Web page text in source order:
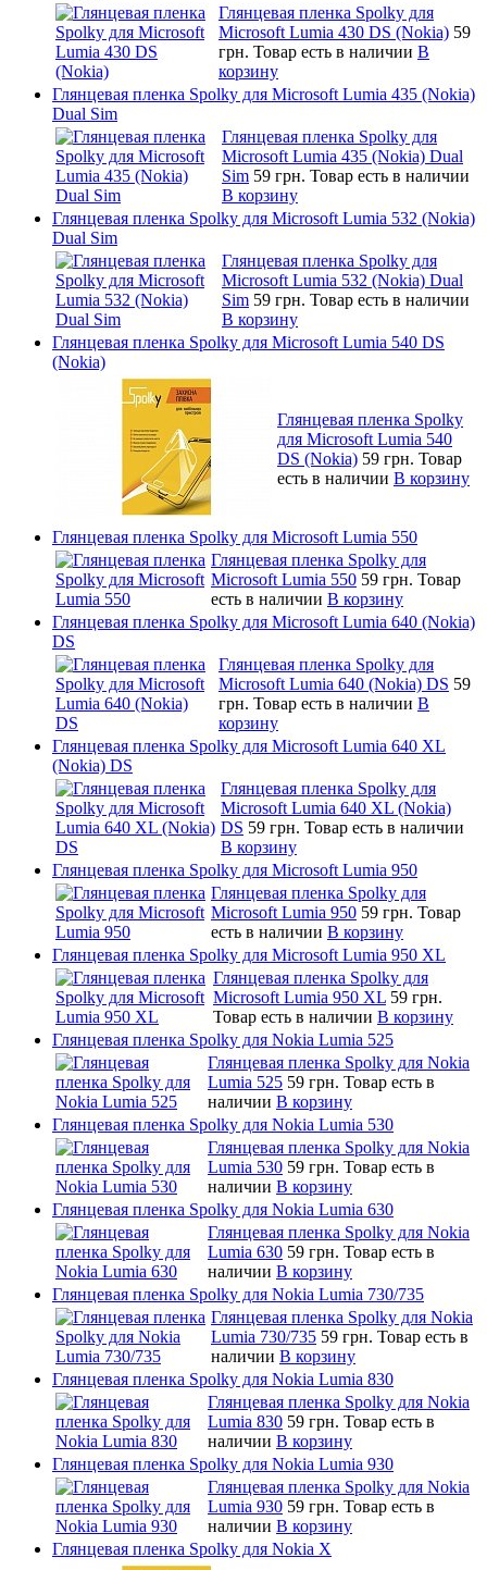
Глянцевая пленка Spolky для
Microsoft Lumia 430 DS (Nokia) 59
грн. Товар есть в наличии В
корзину
Глянцевая пленка Spolky для Microsoft Lumia 435 (Nokia)
Dual Sim
Глянцевая пленка Spolky для
Microsoft Lumia 435 (Nokia) Dual
Sim 59 грн. Товар есть в наличии
В корзину
Глянцевая пленка Spolky для Microsoft Lumia 532 (Nokia)
Dual Sim
Глянцевая пленка Spolky для
Microsoft Lumia 532 (Nokia) Dual
Sim 59 грн. Товар есть в наличии
В корзину
Глянцевая пленка Spolky для Microsoft Lumia 540 DS
(Nokia)
Глянцевая пленка Spolky
для Microsoft Lumia 540
DS (Nokia) 59 грн. Товар
есть в наличии В корзину
Глянцевая пленка Spolky для Microsoft Lumia 550
Глянцевая пленка Spolky для
Microsoft Lumia 550 59 грн. Товар
есть в наличии В корзину
Глянцевая пленка Spolky для Microsoft Lumia 640 (Nokia)
DS
Глянцевая пленка Spolky для
Microsoft Lumia 640 (Nokia) DS 59
грн. Товар есть в наличии В
корзину
Глянцевая пленка Spolky для Microsoft Lumia 640 XL
(Nokia) DS
Глянцевая пленка Spolky для
Microsoft Lumia 640 XL (Nokia)
DS 59 грн. Товар есть в наличии
В корзину
Глянцевая пленка Spolky для Microsoft Lumia 950
Глянцевая пленка Spolky для
Microsoft Lumia 950 59 грн. Товар
есть в наличии В корзину
Глянцевая пленка Spolky для Microsoft Lumia 950 XL
Глянцевая пленка Spolky для
Microsoft Lumia 950 XL 59 грн.
Товар есть в наличии В корзину
Глянцевая пленка Spolky для Nokia Lumia 525
Глянцевая пленка Spolky для Nokia
Lumia 525 59 грн. Товар есть в
наличии В корзину
Глянцевая пленка Spolky для Nokia Lumia 530
Глянцевая пленка Spolky для Nokia
Lumia 530 59 грн. Товар есть в
наличии В корзину
Глянцевая пленка Spolky для Nokia Lumia 630
Глянцевая пленка Spolky для Nokia
Lumia 630 59 грн. Товар есть в
наличии В корзину
Глянцевая пленка Spolky для Nokia Lumia 730/735
Глянцевая пленка Spolky для Nokia
Lumia 730/735 59 грн. Товар есть в
наличии В корзину
Глянцевая пленка Spolky для Nokia Lumia 830
Глянцевая пленка Spolky для Nokia
Lumia 830 59 грн. Товар есть в
наличии В корзину
Глянцевая пленка Spolky для Nokia Lumia 930
Глянцевая пленка Spolky для Nokia
Lumia 930 59 грн. Товар есть в
наличии В корзину
Глянцевая пленка Spolky для Nokia X